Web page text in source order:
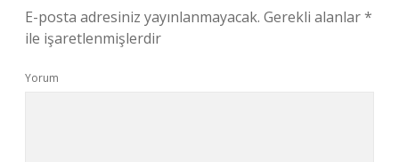
E-posta adresiniz yayınlanmayacak. Gerekli alanlar*
ile işaretlenmişlerdir
Yorum